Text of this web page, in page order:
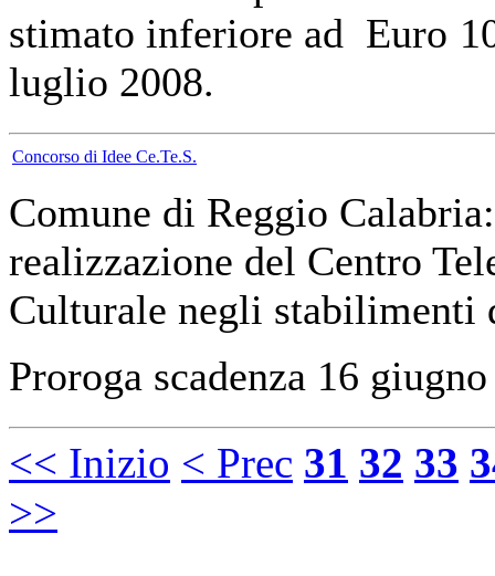
stimato inferiore ad Euro
luglio 2008.
Concorso di Idee Ce.Te.S.
Comune di Reggio
realizzazione del Centro
Culturale negli stabilimenti
Proroga scadenza 16
<< Inizio < Prec 31 32 33
>>